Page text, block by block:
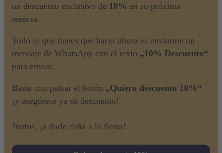
un descuento exclusivo de 10% en su próxima
reserva.
Todo lo que tienes que hacer ahora es enviarme un
mensaje de WhatsApp con el texto „10% Descuento“
para enviar.
Basta con pulsar el botón „Quiero descuento 10%“
¡y asegúrese ya su descuento!
Juntos, ¡a darle caña a la fiesta!